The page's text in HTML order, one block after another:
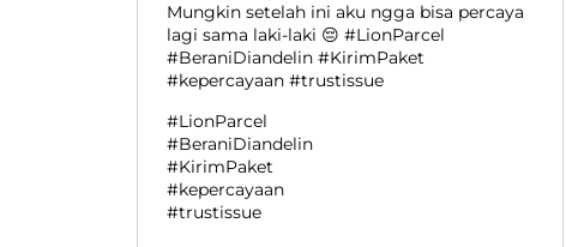
Mungkin setelah ini aku ngga bisa percaya
lagi sama laki-laki 😔 #LionParcel
#BeraniDiandelin #KirimPaket
#kepercayaan #trustissue
#LionParcel
#BeraniDiandelin
#KirimPaket
#kepercayaan
#trustissue